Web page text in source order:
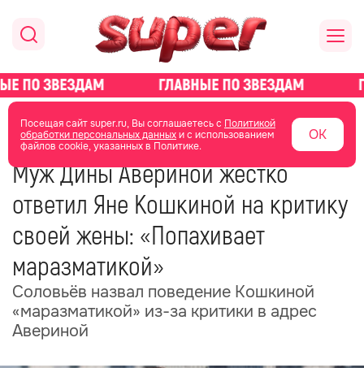
Посещая сайт super.ru, Вы соглашаетесь с Политикой
обработки персональных данныхи с использованием
файлов cookie, указанных в Политике.
ОК
главная новости о звездах новости
06 июня 17:35
Муж Дины Авериной жёстко
ответил Яне Кошкиной на критику
своей жены: «Попахивает
маразматикой»
Соловьёв назвал поведение Кошкиной
«маразматикой» из-за критики в адрес
Авериной